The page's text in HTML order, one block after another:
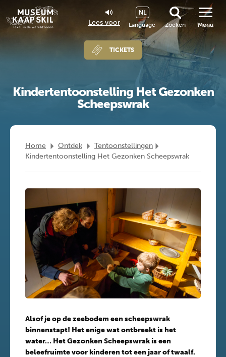
Lees voor Language
NL
Zoeken
TICKETS
Menu
Kindertentoonstelling Het Gezonken
Scheepswrak
Home Ontdek
Tentoonstellingen
Kindertentoonstelling Het Gezonken Scheepswrak
Alsof je op de zeebodem een scheepswrak
binnenstapt! Het enige wat ontbreekt is het
water… Het Gezonken Scheepswrak is een
beleefruimte voor kinderen tot een jaar of twaalf.